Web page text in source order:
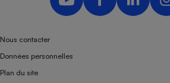
Nous contacter
Données personnelles
Plan du site